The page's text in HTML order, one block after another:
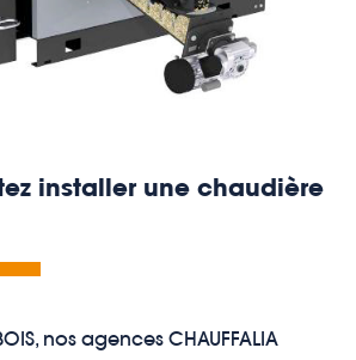
installer une chaudière
nos agences CHAUFFALIA